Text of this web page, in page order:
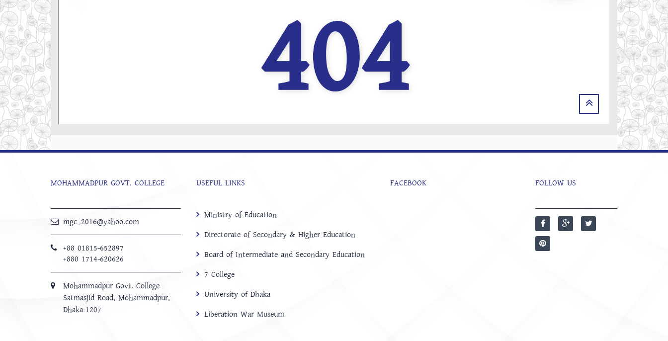
MOHAMMADPUR GOVT. COLLEGE
mgc_2016@yahoo.com
+88 01815-652897 ‬
+880 1714-620626
Mohammadpur Govt. College
‍Satmasjid Road, Mohammadpur,
Dhaka-1207
USEFUL LINKS
Ministry of Education
Directorate of Secondary & Higher Education
Board of Intermediate and Secondary Education
7 College
University of Dhaka
Liberation War Museum
FACEBOOK FOLLOW US